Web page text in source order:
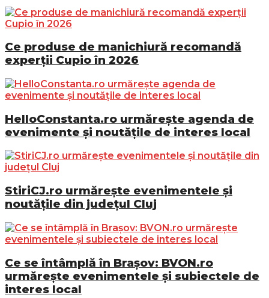
Ce produse de manichiură recomandă
experții Cupio în 2026
HelloConstanta.ro urmărește agenda de
evenimente și noutățile de interes local
StiriCJ.ro urmărește evenimentele și
noutățile din județul Cluj
Ce se întâmplă în Brașov: BVON.ro
urmărește evenimentele și subiectele de
interes local